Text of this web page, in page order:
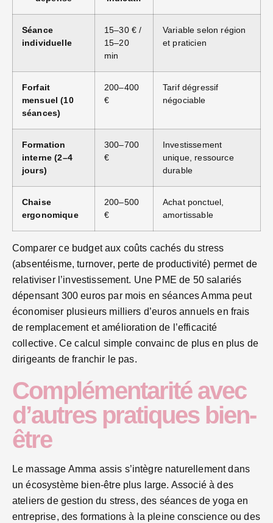
Séance
individuelle
15–30 € /
15–20
min
Variable selon région
et praticien
Forfait
mensuel (10
séances)
200–400
€
Tarif dégressif
négociable
Formation
interne (2–4
jours)
300–700
€
Investissement
unique, ressource
durable
Chaise
ergonomique
200–500
€
Achat ponctuel,
amortissable
Comparer ce budget aux coûts cachés du stress
(absentéisme, turnover, perte de productivité) permet de
relativiser l’investissement. Une PME de 50 salariés
dépensant 300 euros par mois en séances Amma peut
économiser plusieurs milliers d’euros annuels en frais
de remplacement et amélioration de l’efficacité
collective. Ce calcul simple convainc de plus en plus de
dirigeants de franchir le pas.
Complémentarité avec
d’autres pratiques bien-
être
Le massage Amma assis s’intègre naturellement dans
un écosystème bien-être plus large. Associé à des
ateliers de gestion du stress, des séances de yoga en
entreprise, des formations à la pleine conscience ou des